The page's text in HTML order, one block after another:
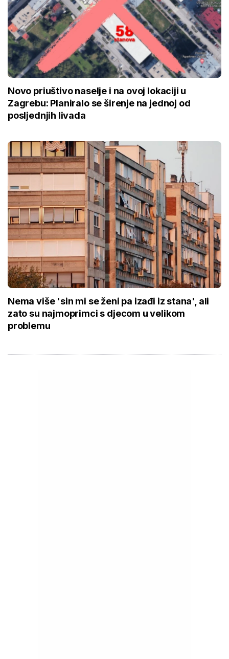
Novo priuštivo naselje i na ovoj lokaciji u
Zagrebu: Planiralo se širenje na jednoj od
posljednjih livada
Nema više 'sin mi se ženi pa izađi iz stana', ali
zato su najmoprimci s djecom u velikom
problemu